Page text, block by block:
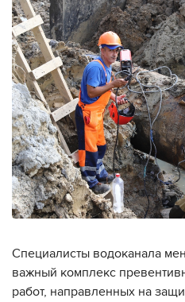
Специалисты водоканала
важный комплекс
работ, направленных на